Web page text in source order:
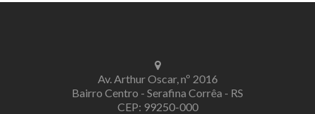
Av. Arthur Oscar, nº 2016
Bairro Centro - Serafina Corrêa - RS
CEP: 99250-000